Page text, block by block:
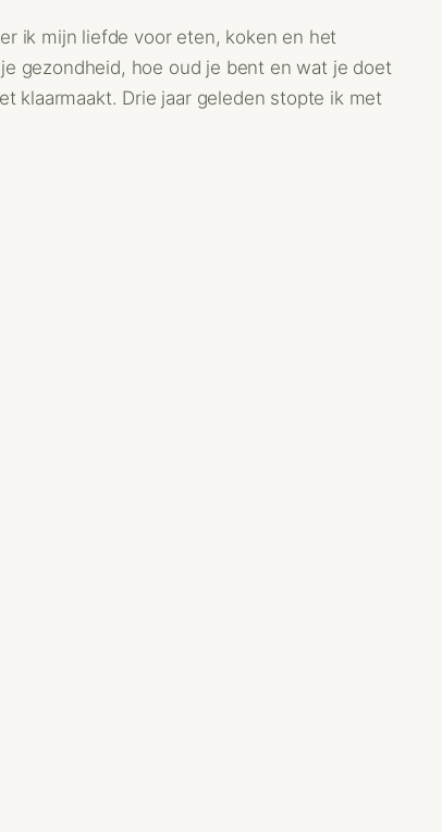
ik mijn liefde voor eten, koken en het
gezondheid, hoe oud je bent en wat je doet
klaarmaakt. Drie jaar geleden stopte ik met